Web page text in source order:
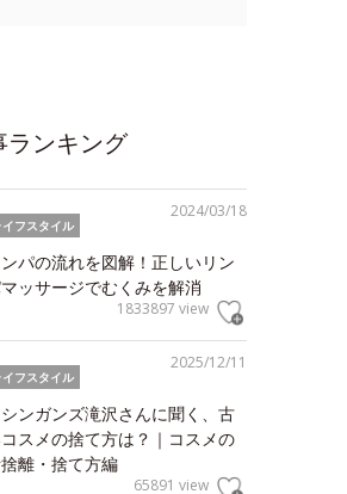
ランキング
2024/03/18
イフスタイル
ンパの流れを図解！正しいリン
ッサージでむくみを解消
1833897 view
2025/12/11
イフスタイル
ンガンズ滝沢さんに聞く、古
スメの捨て方は？｜コスメの
離・捨て方編
65891 view